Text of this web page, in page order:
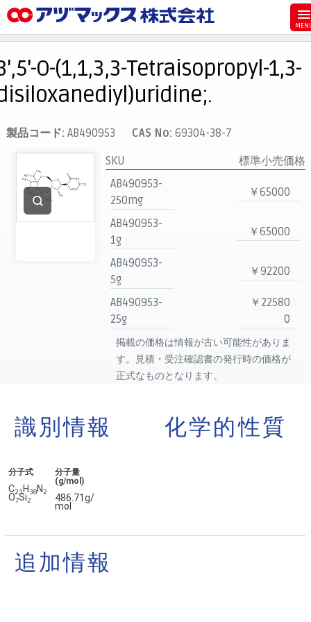
お気に入り
カート
マイアカウント
主要取扱ブランド
代理店一覧
支払い
製品検索
O-(1,1,3,3-Tetraisopropyl-1,3-
製品コード: AB490953 CAS No: 69304-38-7
SKU
標準小売価格
AB490953-
250mg
￥65000
AB490953-
1g
￥65000
AB490953-
5g
￥92200
AB490953-
25g
￥22580
0
掲載の価格は情報が古い可能性がありま
す。見積・受注確認書の発行時の価格が
正式なものとなります。
識別情報
分子式
C21H 38N2
O7Si2
分子量
(g/mol)
486.71g/
mol
化学的性質
追加情報